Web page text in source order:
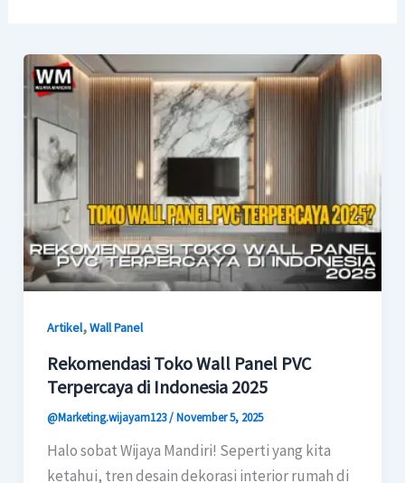
Artikel,Wall Panel
Rekomendasi Toko Wall Panel PVC
Terpercaya di Indonesia 2025
@Marketing.wijayam123/November 5, 2025
Halo sobat Wijaya Mandiri! Seperti yang kita
ketahui, tren desain dekorasi interior rumah di